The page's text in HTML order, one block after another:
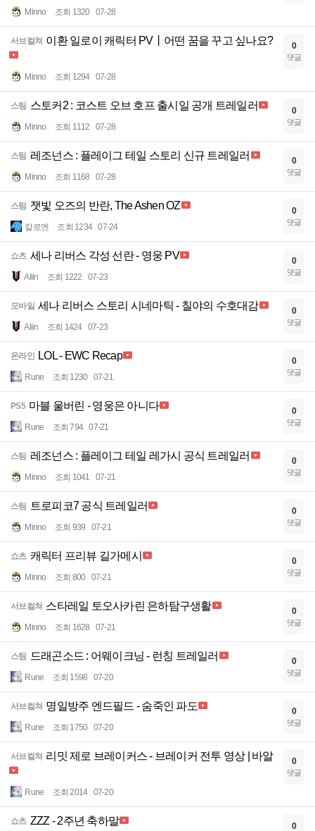
Minno 조회 1320 07-28
서브컬쳐 이환 일로이 캐릭터 PV丨어떤 꿈을 꾸고 싶나요?
Minno 조회 1294 07-28
0
댓글
스팀 스토커2 : 코스트 오브 호프 출시일 공개 트레일러
Minno 조회 1112 07-28
0
댓글
스팀 레조넌스 : 플레이그 테일 스토리 신규 트레일러
Minno 조회 1168 07-28
0
댓글
스팀 잿빛 오즈의 반란, The Ashen OZ
칼로엔 조회 1234 07-24
0
댓글
쇼츠 세나 리버스 각성 선란 - 영웅 PV
Aliin 조회 1222 07-23
0
댓글
모바일 세나 리버스 스토리 시네마틱 - 칠야의 수호대감
Aliin 조회 1424 07-23
0
댓글
온라인 LOL - EWC Recap
Rune 조회 1230 07-21
0
댓글
PS5 마블 울버린 - 영웅은 아니다
Rune 조회 794 07-21
0
댓글
스팀 레조넌스 : 플레이그 테일 레가시 공식 트레일러
Minno 조회 1041 07-21
0
댓글
스팀 트로피코7 공식 트레일러
Minno 조회 939 07-21
0
댓글
쇼츠 캐릭터 프리뷰 길가메시
Minno 조회 800 07-21
0
댓글
서브컬쳐 스타레일 토오사카린 은하탐구생활
Minno 조회 1628 07-21
0
댓글
스팀 드래곤소드 : 어웨이크닝 - 런칭 트레일러
Rune 조회 1598 07-20
0
댓글
서브컬쳐 명일방주 엔드필드 - 숨죽인 파도
Rune 조회 1750 07-20
0
댓글
서브컬쳐 리밋 제로 브레이커스 - 브레이커 전투 영상 | 바알
Rune 조회 2014 07-20
0
댓글
쇼츠 ZZZ - 2주년 축하말 0